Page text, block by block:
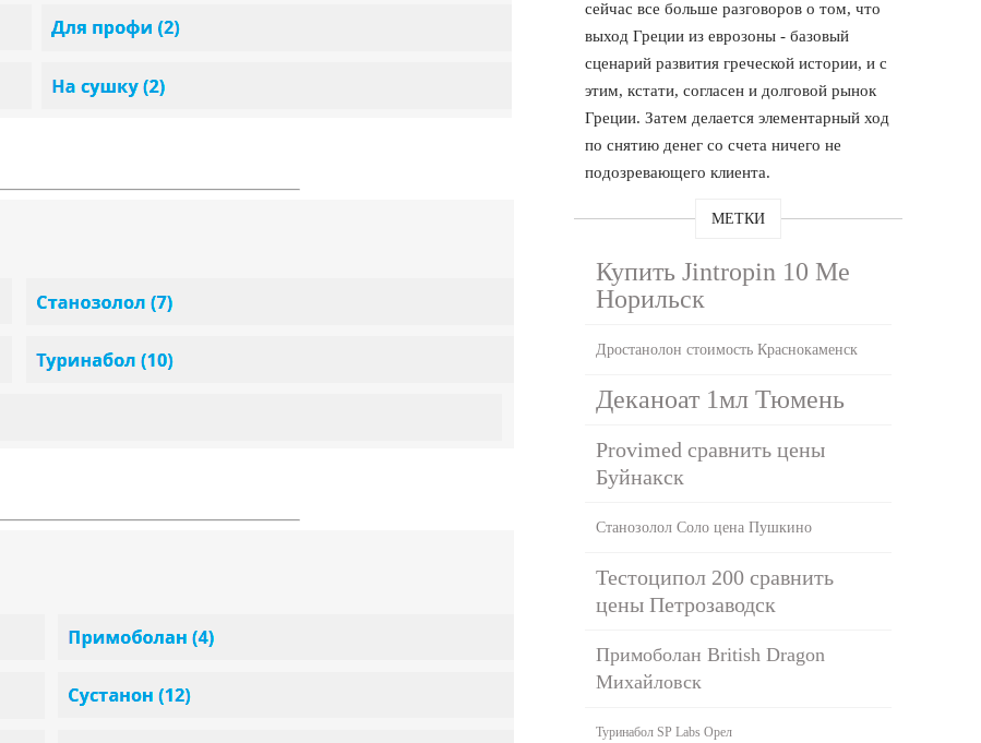
сейчас все больше разговоров о том, что
выход Греции из еврозоны - базовый
сценарий развития греческой истории, и с
этим, кстати, согласен и долговой рынок
Греции. Затем делается элементарный ход
по снятию денег со счета ничего не
подозревающего клиента.
МЕТКИ
Купить Jintropin 10 Me
Норильск
Дростанолон стоимость Краснокаменск
Деканоат 1мл Тюмень
Provimed сравнить цены
Буйнакск
Станозолол Соло цена Пушкино
Тестоципол 200 сравнить
цены Петрозаводск
Примоболан British Dragon
Михайловск
Туринабол SP Labs Орел